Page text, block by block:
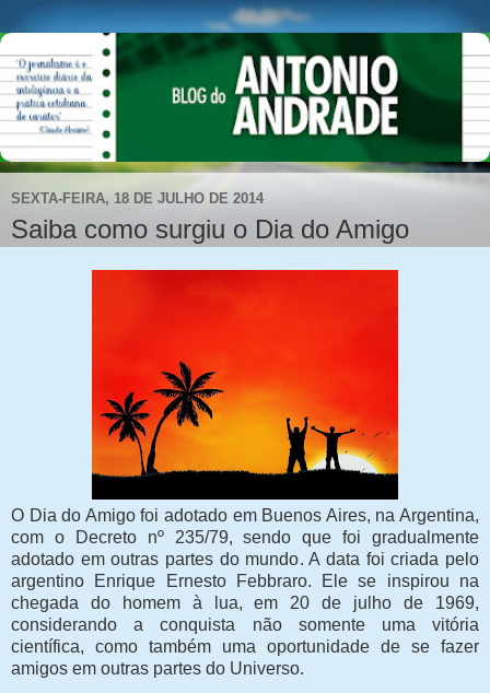
SEXTA-FEIRA, 18 DE JULHO DE 2014
Saiba como surgiu o Dia do Amigo
O Dia do Amigo foi adotado em Buenos Aires, na Argentina,
com o Decreto nº 235/79, sendo que foi gradualmente
adotado em outras partes do mundo. A data foi criada pelo
argentino Enrique Ernesto Febbraro. Ele se inspirou na
chegada do homem à lua, em 20 de julho de 1969,
considerando a conquista não somente uma vitória
científica, como também uma oportunidade de se fazer
amigos em outras partes do Universo.